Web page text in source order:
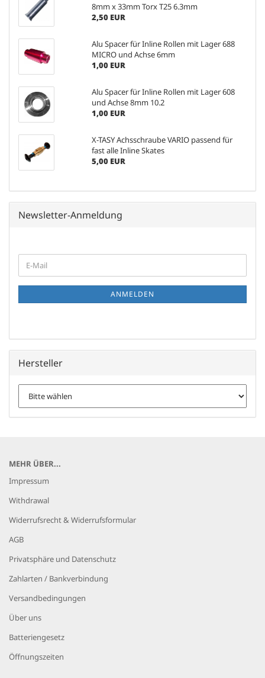
8mm x 33mm Torx T25 6.3mm
2,50 EUR
Alu Spacer für Inline Rollen mit Lager 688
MICRO und Achse 6mm
1,00 EUR
Alu Spacer für Inline Rollen mit Lager 608
und Achse 8mm 10.2
1,00 EUR
X-TASY Achsschraube VARIO passend für
fast alle Inline Skates
5,00 EUR
Newsletter-Anmeldung
ZUR
NEWSLETTER-
E-
Mail
ANMELDEN
Hersteller
MEHR ÜBER...
Impressum
Withdrawal
Widerrufsrecht & Widerrufsformular
AGB
Privatsphäre und Datenschutz
Zahlarten / Bankverbindung
Versandbedingungen
Über uns
Batteriengesetz
Öffnungszeiten